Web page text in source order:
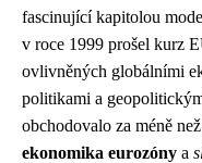
fascinující kapitolou
v roce 1999 prošel kurz
ovlivněných globálními
politikami a
obchodovalo za méně
ekonomika eurozóny a